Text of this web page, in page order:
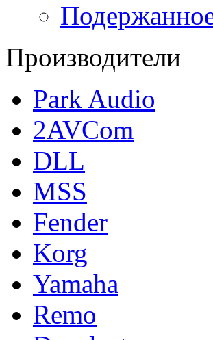
Производители
Park Audio
2AVCom
DLL
MSS
Fender
Korg
Yamaha
Remo